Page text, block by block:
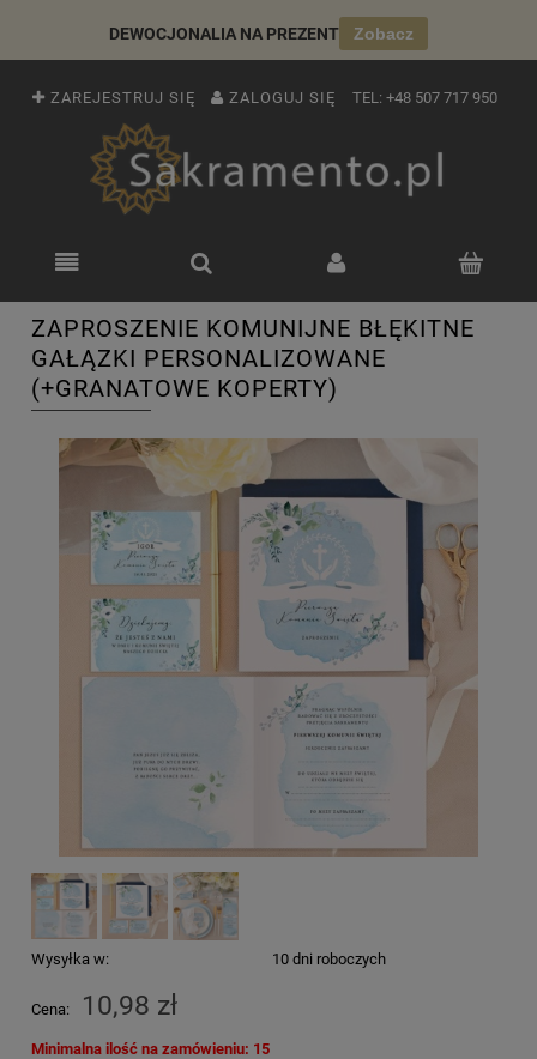
DEWOCJONALIA NA PREZENT Zobacz
ZAREJESTRUJ SIĘ ZALOGUJ SIĘ TEL: +48 507 717 950
ZAPROSZENIE KOMUNIJNE BŁĘKITNE
GAŁĄZKI PERSONALIZOWANE
(+GRANATOWE KOPERTY)
Wysyłka w: 10 dni roboczych
Cena: 10,98 zł
Minimalna ilość na zamówieniu: 15